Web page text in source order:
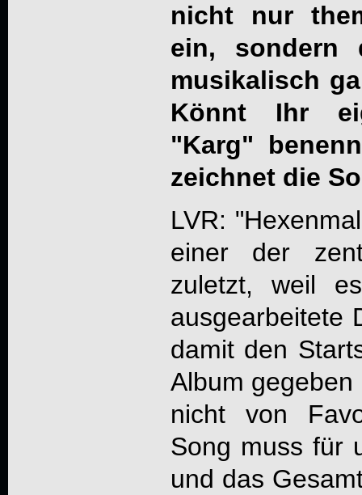
nicht nur
ein, sondern
musikalisch
Könnt Ihr
"Karg"
zeichnet die
LVR:
einer der
zuletzt, weil
ausgearbeitete
damit den
Album
nicht von
Song muss für
und das